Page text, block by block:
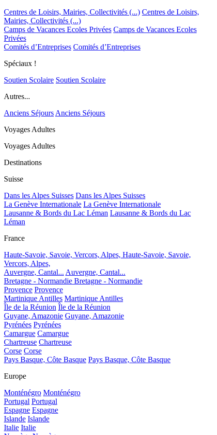
Centres de Loisirs, Mairies, Collectivités (...) Centres de Loisirs,
Mairies, Collectivités (...)
Camps de Vacances Ecoles Privées Camps de Vacances Ecoles
Privées
Comités d’Entreprises Comités d’Entreprises
Spéciaux !
Soutien Scolaire Soutien Scolaire
Autres...
Anciens Séjours Anciens Séjours
Voyages Adultes
Voyages Adultes
Destinations
Suisse
Dans les Alpes Suisses Dans les Alpes Suisses
La Genève Internationale La Genève Internationale
Lausanne & Bords du Lac Léman Lausanne & Bords du Lac
Léman
France
Haute-Savoie, Savoie, Vercors, Alpes, Haute-Savoie, Savoie,
Vercors, Alpes,
Auvergne, Cantal... Auvergne, Cantal...
Bretagne - Normandie Bretagne - Normandie
Provence Provence
Martinique Antilles Martinique Antilles
Île de la Réunion Île de la Réunion
Guyane, Amazonie Guyane, Amazonie
Pyrénées Pyrénées
Camargue Camargue
Chartreuse Chartreuse
Corse Corse
Pays Basque, Côte Basque Pays Basque, Côte Basque
Europe
Monténégro Monténégro
Portugal Portugal
Espagne Espagne
Islande Islande
Italie Italie